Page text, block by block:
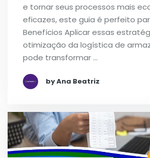
e tornar seus processos mais
eficazes, este guia é perfeito
Benefícios Aplicar essas
otimização da logística de
pode transformar …
by Ana Beatriz